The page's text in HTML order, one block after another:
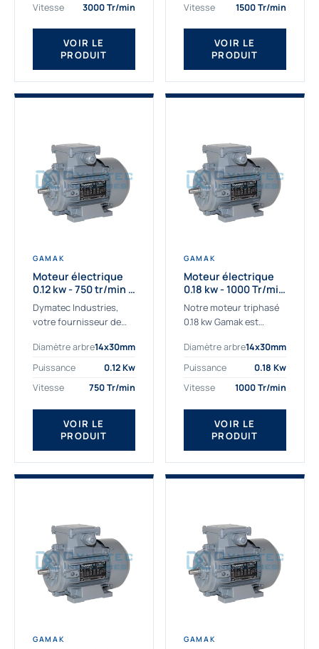
Vitesse
3000 Tr/min
VOIR LE
PRODUIT
fournissons des
moteurs électriques...
Vitesse
1500 Tr/min
VOIR LE
PRODUIT
GAMAK
Moteur électrique
0.12 kw - 750 tr/min -
230/400V - IE2
Dymatec Industries,
votre fournisseur de
kw. Dymatec Industries
vous propose le moteur
moteur de
qualité Gamak...
Diamètre arbre14x30mm
Puissance
0.12 Kw
Vitesse
750 Tr/min
VOIR LE
PRODUIT
GAMAK
Moteur électrique
0.18 kw - 1000 Tr/min
- 230/400V - IE2
Notre moteur triphasé
0.18 kw Gamak est
aux applications
sévères. Nous
assemblons et
fournissons des
moteurs asynchrones
depuis de
nombreuses...
Diamètre arbre14x30mm
Puissance
0.18 Kw
Vitesse
1000 Tr/min
VOIR LE
PRODUIT
GAMAK GAMAK